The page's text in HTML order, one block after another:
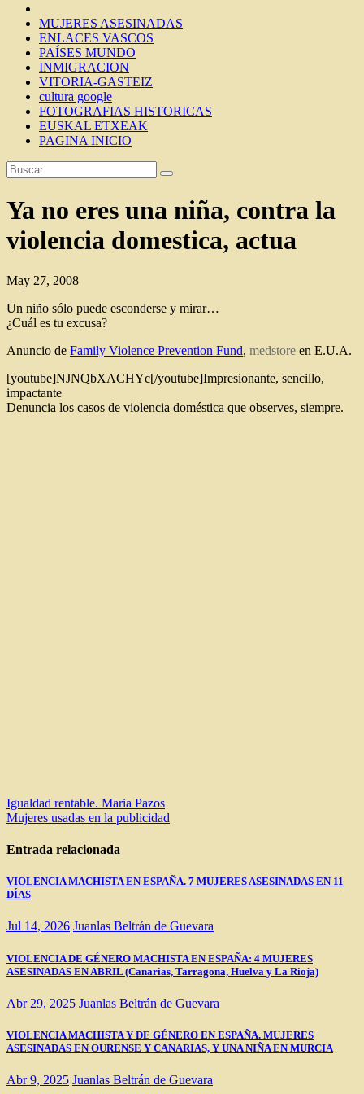
MUJERES ASESINADAS
ENLACES VASCOS
PAÍSES MUNDO
INMIGRACION
VITORIA-GASTEIZ
cultura google
FOTOGRAFIAS HISTORICAS
EUSKAL ETXEAK
PAGINA INICIO
Ya no eres una niña, contra la
violencia domestica, actua
May 27, 2008
Un niño sólo puede esconderse y mirar…
¿Cuál es tu excusa?
Anuncio de Family Violence Prevention Fund, medstore en E.U.A.
[youtube]NJNQbXACHYc[/youtube]Impresionante, sencillo,
impactante
Denuncia los casos de violencia doméstica que observes, siempre.
Navegación
de
entradas
Igualdad rentable. Maria Pazos
Mujeres usadas en la publicidad
Entrada relacionada
VIOLENCIA MACHISTA EN ESPAÑA. 7 MUJERES ASESINADAS EN 11
DÍAS
Jul 14, 2026 Juanlas Beltrán de Guevara
VIOLENCIA DE GÉNERO MACHISTA EN ESPAÑA: 4 MUJERES
ASESINADAS EN ABRIL (Canarias, Tarragona, Huelva y La Rioja)
Abr 29, 2025 Juanlas Beltrán de Guevara
VIOLENCIA MACHISTA Y DE GÉNERO EN ESPAÑA. MUJERES
ASESINADAS EN OURENSE Y CANARIAS, Y UNA NIÑA EN MURCIA
Abr 9, 2025 Juanlas Beltrán de Guevara